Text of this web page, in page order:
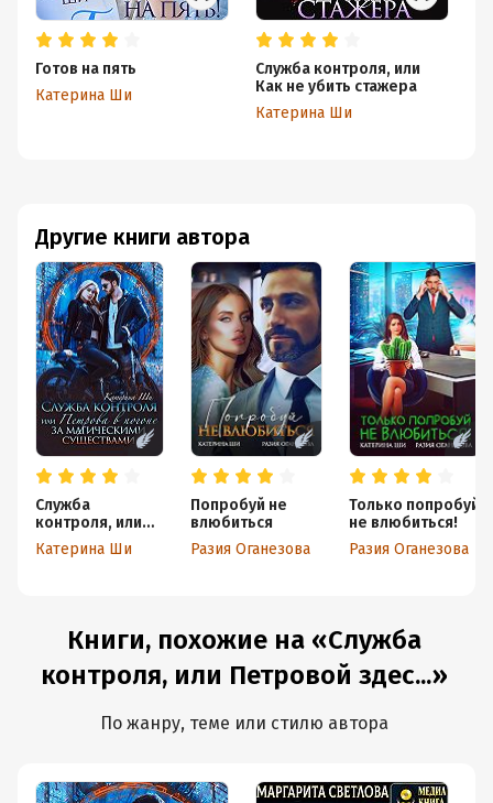
Другие книги автора
Служба
контроля, или
Петрова в
погоне за
Катерина Ши
Попробуй не
влюбиться
Разия Оганезова
Только попробуй
не влюбиться!
Разия Оганезова
Готов на пять
Катерина Ши
Служба контроля, или
Как не убить стажера
Катерина Ши
Книги, похожие на «Служба
контроля, или Петровой здес...»
По жанру, теме или стилю автора